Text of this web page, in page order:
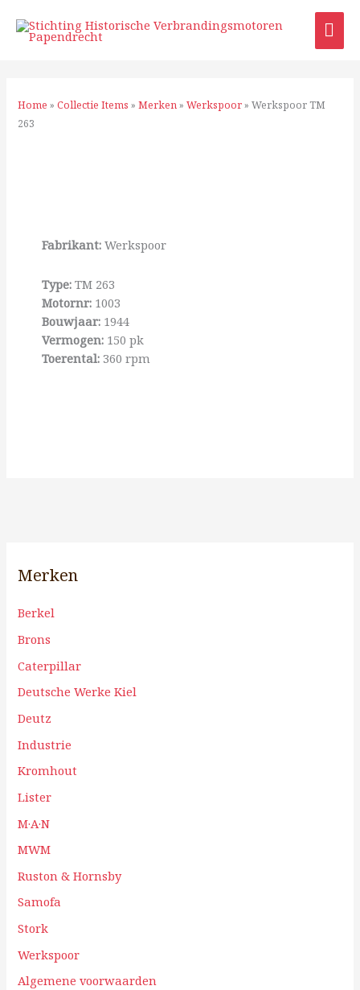
naar
Merken
Berkel
Brons
Caterpillar
Deutsche Werke Kiel
Deutz
Industrie
Kromhout
Lister
M·A·N
MWM
Ruston & Hornsby
Samofa
Stork
Werkspoor
Algemene voorwaarden
Home »Collectie Items »Merken»Werkspoor»Werkspoor TM
263
Fabrikant: Werkspoor
Type:TM 263
Motornr: 1003
Bouwjaar: 1944
Vermogen: 150 pk
Toerental: 360 rpm